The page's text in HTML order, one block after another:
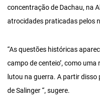
concentração de Dachau, na
atrocidades praticadas pelos
“As questões históricas
campo de centeio’, como
lutou na guerra. A partir
de Salinger “, sugere.